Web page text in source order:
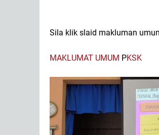
Sila klik slaid makluman
MAKLUMAT UMUM PKSK